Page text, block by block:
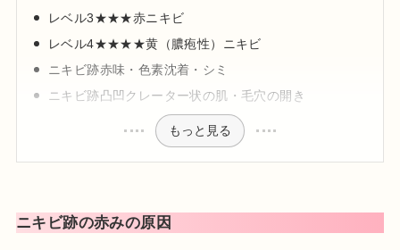
レベル3★★★赤ニキビ
レベル4★★★★黄（膿疱性）ニキビ
ニキビ跡赤味・色素沈着・シミ
ニキビ跡凸凹クレーター状の肌・毛穴の開き
もっと見る
ニキビ跡の赤みの原因